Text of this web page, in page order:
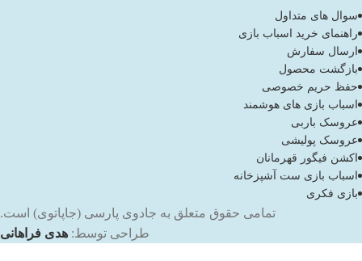
سوال های متداول
راهنمای خرید اسباب بازی
ارسال سفارش
بازگشت محصول
حفظ حریم خصوصی
اسباب بازی های هوشمند
عروسک باربی
عروسک پولیشی
اکشن فیگور قهرمانان
اسباب بازی ست آشپزخانه
بازی فکری
تمامی حقوق متعلق به جادوی پارسی (جاپاتوی) است.
طراحی توسط: هدی فراهانی